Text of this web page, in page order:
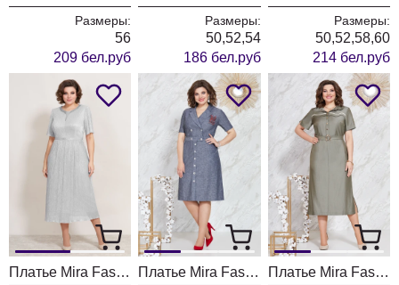
Размеры:
56
209 бел.руб
Размеры:
50,52,54
186 бел.руб
Размеры:
50,52,58,60
214 бел.руб
Платье Mira Fashion 5392-3 Платье Mira Fashion 5116 Платье Mira Fashion 5096-2